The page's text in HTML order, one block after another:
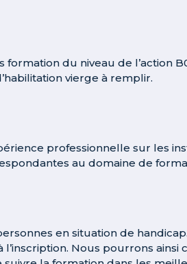
du niveau de l’action B0
vierge à remplir.
professionnelle sur les
au domaine de
en situation de
Nous pourrons ainsi